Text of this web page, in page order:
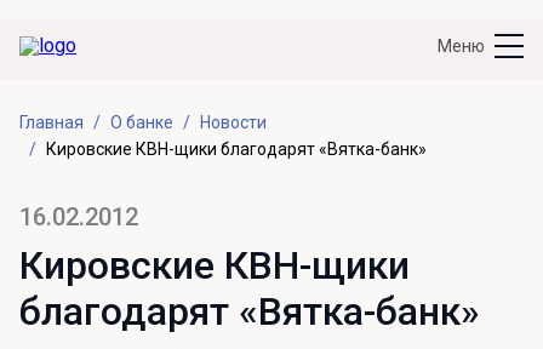
Меню
Главная О банке
Новости
Кировские КВН-щики благодарят «Вятка-банк»
16.02.2012
Кировские КВН-щики
благодарят «Вятка-банк»